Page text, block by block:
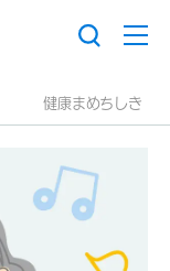
健康まめちしき